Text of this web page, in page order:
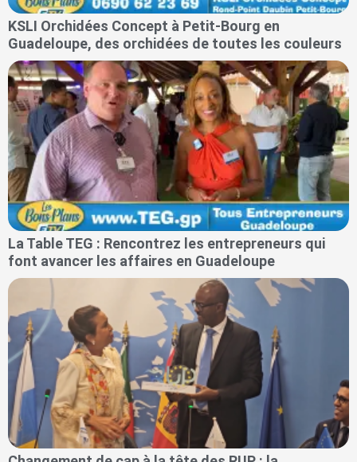
KSLI Orchidées Concept à Petit-Bourg en
Guadeloupe, des orchidées de toutes les couleurs
La Table TEG : Rencontrez les entrepreneurs qui
font avancer les affaires en Guadeloupe